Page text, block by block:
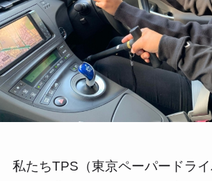
私たちTPS（東京ペーパードラ